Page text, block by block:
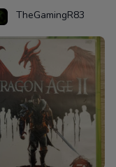
TheGamingR83